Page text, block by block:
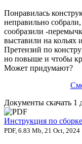
Понравилась
неправильно
сообразили -
выставили на кольях
Претензий по
но повыше и чтобы
Может придумают?
Документы скачать 1
Инструкция по
PDF, 6.83 Mb, 21 Oct, 2024